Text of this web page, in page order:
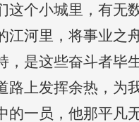
个小城里，有无
江河里，将事业之
，是这些奋斗者毕
路上发挥余热，为
的一员，他那平凡